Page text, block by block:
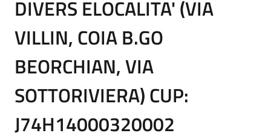
DIVERS ELOCALITA' (VIA
VILLIN, COIA B.GO
BEORCHIAN, VIA
SOTTORIVIERA) CUP:
J74H14000320002